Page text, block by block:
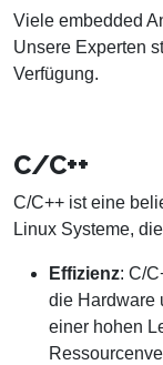
Viele embedded
Unsere Experten
Verfügung.
C/C++
C/C++ ist eine
Linux Systeme,
Effizienz: C/
die Hardware
einer hohen